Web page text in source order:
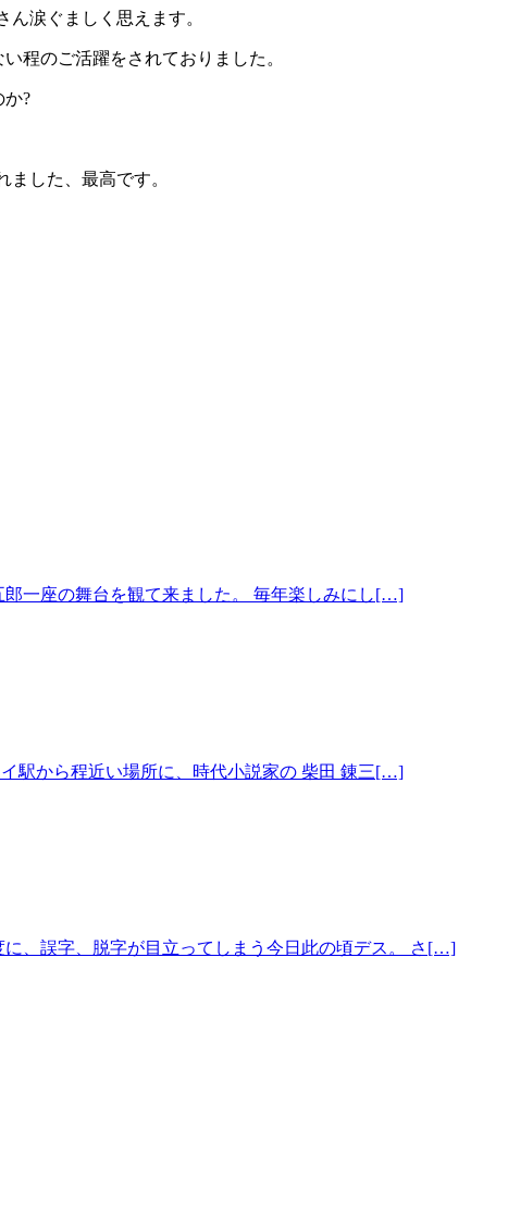
涙ぐましく思えます。
程のご活躍をされておりました。
か?
した、最高です。
郎一座の舞台を観て来ました。 毎年楽しみにし[…]
駅から程近い場所に、時代小説家の 柴田 錬三[…]
、誤字、脱字が目立ってしまう今日此の頃デス。 さ[…]